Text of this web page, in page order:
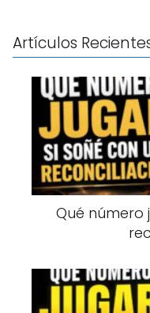
Artículos
Qué número